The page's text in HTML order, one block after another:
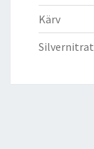
Kärv
Silvernitrat